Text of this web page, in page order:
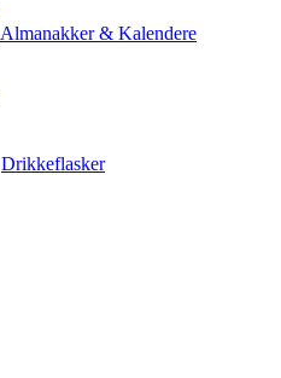
Almanakker & Kalendere
Drikkeflasker